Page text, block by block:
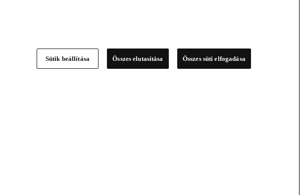
Sütik beállítása Összes elutasítása Összes süti elfogadása